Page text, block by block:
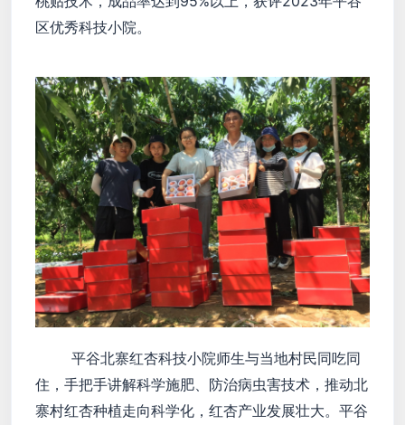
区优秀科技小院。
平谷北寨红杏科技小院师生与当地村民同吃同
住，手把手讲解科学施肥、防治病虫害技术，推动北
寨村红杏种植走向科学化，红杏产业发展壮大。平谷